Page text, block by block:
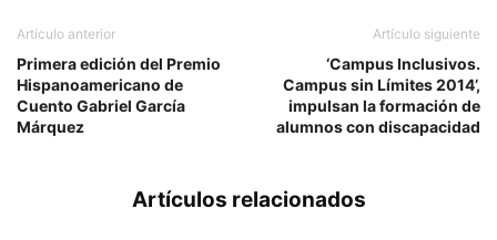
Artículo anterior
Primera edición del Premio
Hispanoamericano de
Cuento Gabriel García
Márquez
Artículo siguiente
‘Campus Inclusivos.
Campus sin Límites 2014’,
impulsan la formación de
alumnos con discapacidad
Artículos relacionados